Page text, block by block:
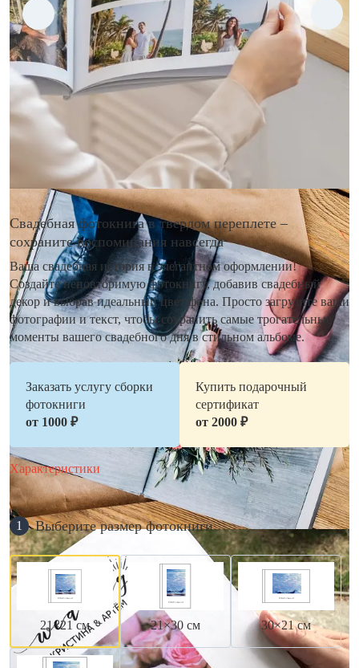
Свадебная фотокнига в твердом переплете –
сохраните воспоминания навсегда
Ваша свадебная история в элегантном оформлении!
Создайте неповторимую фотокнигу, добавив свадебный
декор и выбрав идеальный цвет фона. Просто загрузите ваши
фотографии и текст, чтобы сохранить самые трогательные
моменты вашего свадебного дня в стильном альбоме.
Заказать услугу сборки
фотокниги
от 1000 ₽
Купить подарочный
сертификат
от 2000 ₽
Характеристики
1 Выберите размер фотокниги
21×21 см 21×30 см 30×21 см